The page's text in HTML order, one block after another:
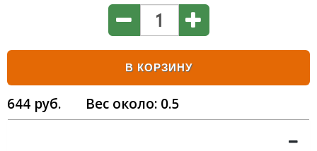
В КОРЗИНУ
644 руб. Вес около: 0.5